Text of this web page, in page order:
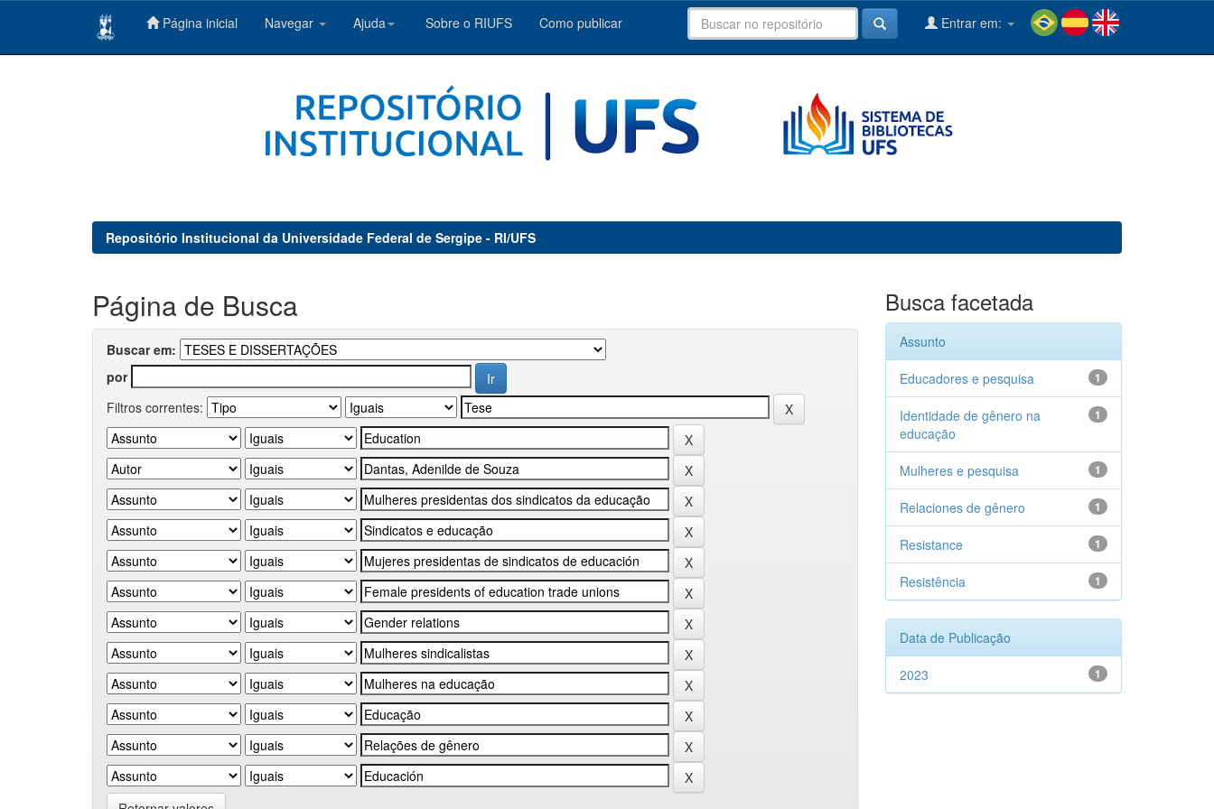
Página inicial Navegar Ajuda Sobre o RIUFS Como publicar Entrar em:
Repositório Institucional da Universidade Federal de Sergipe - RI/UFS
Página de Busca
Buscar em:
por
Filtros correntes:
Busca facetada
Assunto
1
Educadores e pesquisa
1
Identidade de gênero na
educação
1
Mulheres e pesquisa
1
Relaciones de gênero
1
Resistance
1
Resistência
Data de Publicação
1
2023